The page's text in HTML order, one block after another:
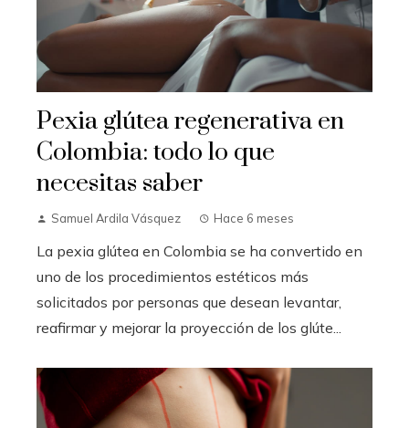
Pexia glútea regenerativa en
Colombia: todo lo que
necesitas saber
Samuel Ardila Vásquez Hace 6 meses
La pexia glútea en Colombia se ha convertido en
uno de los procedimientos estéticos más
solicitados por personas que desean levantar,
reafirmar y mejorar la proyección de los glúte...